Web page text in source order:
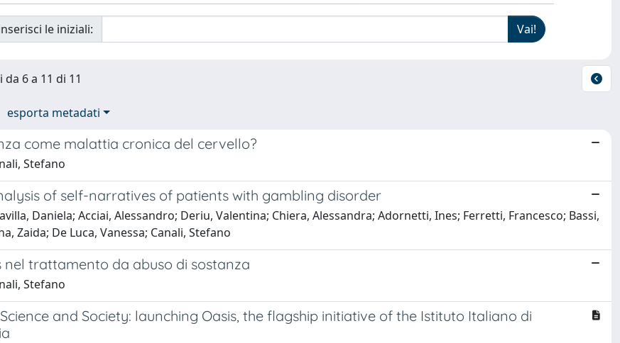
le iniziali:
6 a 11 di 11
esporta metadati
come malattia cronica del cervello?
Stefano
of self-narratives of patients with gambling disorder
Daniela; Acciai, Alessandro; Deriu, Valentina; Chiera, Alessandra; Adornetti, Ines; Ferretti, Francesco; Bassi,
Zaida; De Luca, Vanessa; Canali, Stefano
nel trattamento da abuso di sostanza
Stefano
and Society: launching Oasis, the flagship initiative of the Istituto Italiano di